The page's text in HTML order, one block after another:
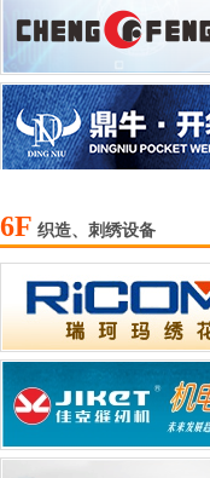
6F 织造、刺绣设备